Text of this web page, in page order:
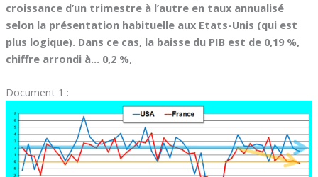
croissance d’un trimestre à l’autre en taux annualisé
selon la présentation habituelle aux Etats-Unis (qui est
plus logique). Dans ce cas, la baisse du PIB est de 0,19 %,
chiffre arrondi à… 0,2 %,
Document 1 :